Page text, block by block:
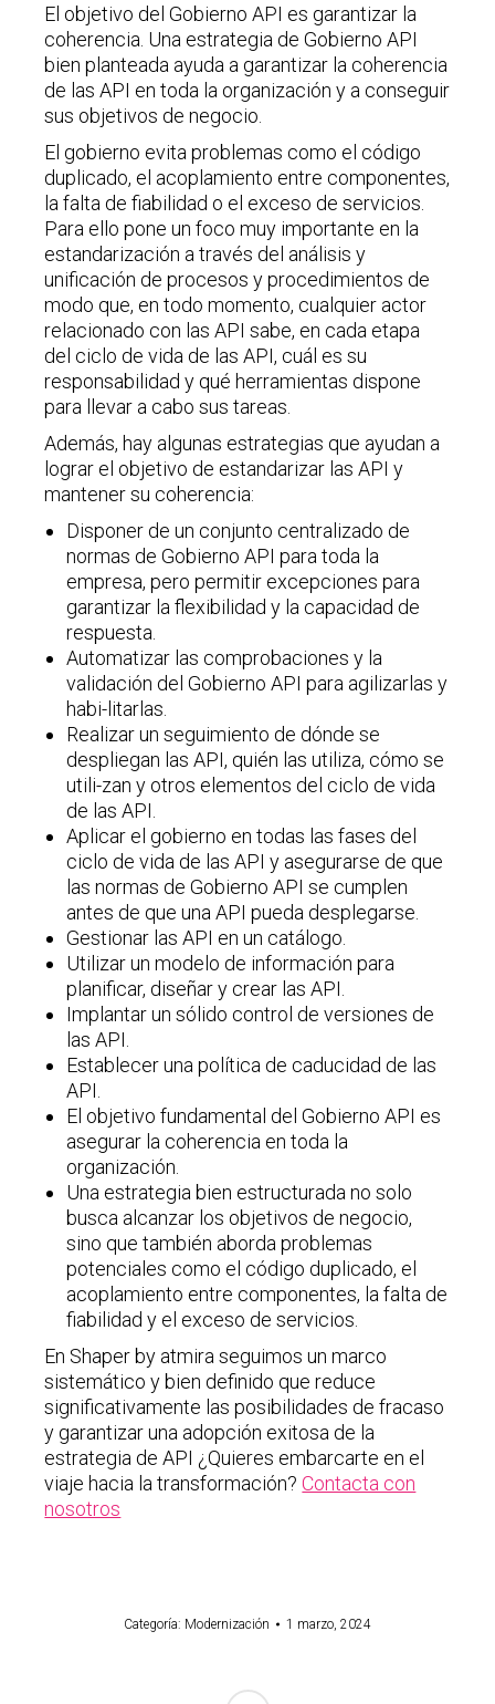
El objetivo del Gobierno API es garantizar la
coherencia. Una estrategia de Gobierno API
bien planteada ayuda a garantizar la coherencia
de las API en toda la organización y a conseguir
sus objetivos de negocio.
El gobierno evita problemas como el código
duplicado, el acoplamiento entre componentes,
la falta de fiabilidad o el exceso de servicios.
Para ello pone un foco muy importante en la
estandarización a través del análisis y
unificación de procesos y procedimientos de
modo que, en todo momento, cualquier actor
relacionado con las API sabe, en cada etapa
del ciclo de vida de las API, cuál es su
responsabilidad y qué herramientas dispone
para llevar a cabo sus tareas.
Además, hay algunas estrategias que ayudan a
lograr el objetivo de estandarizar las API y
mantener su coherencia:
Disponer de un conjunto centralizado de
normas de Gobierno API para toda la
empresa, pero permitir excepciones para
garantizar la flexibilidad y la capacidad de
respuesta.
Automatizar las comprobaciones y la
validación del Gobierno API para agilizarlas y
habi-litarlas.
Realizar un seguimiento de dónde se
despliegan las API, quién las utiliza, cómo se
utili-zan y otros elementos del ciclo de vida
de las API.
Aplicar el gobierno en todas las fases del
ciclo de vida de las API y asegurarse de que
las normas de Gobierno API se cumplen
antes de que una API pueda desplegarse.
Gestionar las API en un catálogo.
Utilizar un modelo de información para
planificar, diseñar y crear las API.
Implantar un sólido control de versiones de
las API.
Establecer una política de caducidad de las
API.
El objetivo fundamental del Gobierno API es
asegurar la coherencia en toda la
organización.
Una estrategia bien estructurada no solo
busca alcanzar los objetivos de negocio,
sino que también aborda problemas
potenciales como el código duplicado, el
acoplamiento entre componentes, la falta de
fiabilidad y el exceso de servicios.
En Shaper by atmira seguimos un marco
sistemático y bien definido que reduce
significativamente las posibilidades de fracaso
y garantizar una adopción exitosa de la
estrategia de API ¿Quieres embarcarte en el
viaje hacia la transformación?Contacta con
nosotros
Categoría: Modernización 1 marzo, 2024